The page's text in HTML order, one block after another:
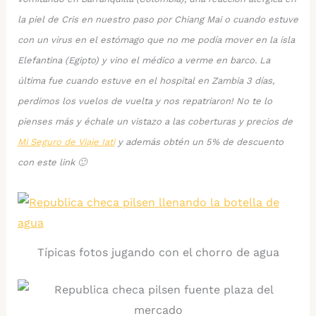
la piel de Cris en nuestro paso por Chiang Mai o cuando estuve
con un virus en el estómago que no me podía mover en la isla
Elefantina (Egipto) y vino el médico a verme en barco. La
última fue cuando estuve en el hospital en Zambia 3 días,
perdimos los vuelos de vuelta y nos repatriaron! No te lo
pienses más y échale un vistazo a las coberturas y precios de
Mi Seguro de Viaje Iatiy además obtén un 5% de descuento
con este link 🙂
Típicas fotos jugando con el chorro de agua